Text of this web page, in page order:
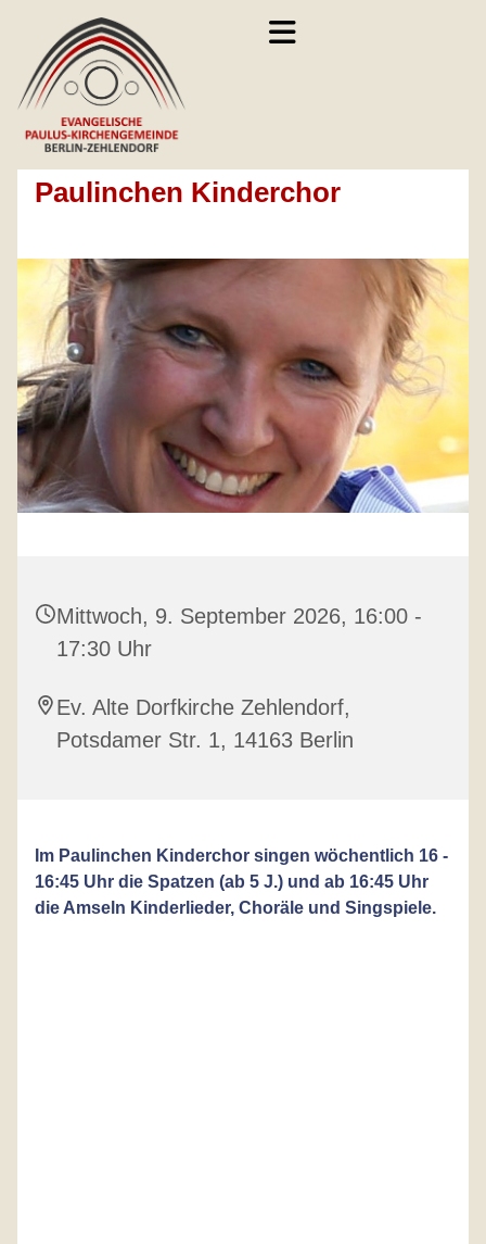
Paulinchen Kinderchor
Mittwoch, 9. September 2026, 16:00 -
17:30 Uhr
Ev. Alte Dorfkirche Zehlendorf,
Potsdamer Str. 1, 14163 Berlin
Im Paulinchen Kinderchor singen wöchentlich 16 -
16:45 Uhr die Spatzen (ab 5 J.) und ab 16:45 Uhr
die Amseln Kinderlieder, Choräle und Singspiele.